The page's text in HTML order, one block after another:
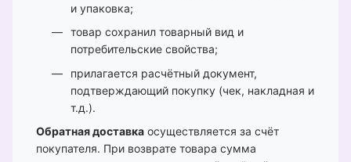
и упаковка;
товар сохранил товарный вид и
потребительские свойства;
прилагается расчётный документ,
подтверждающий покупку (чек, накладная и
т.д.).
Обратная доставка осуществляется за счёт
покупателя. При возврате товара сумма